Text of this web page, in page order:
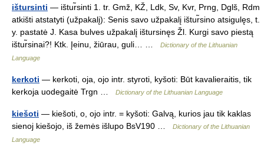
ištursinti — ištur̃sinti 1. tr. Gmž, KŽ, Ldk, Sv, Kvr, Prng, Dglš, Rdm
atkišti atstatyti (užpakalį): Senis savo užpakalį ištur̃sino atsigulęs, t.
y. pastatė J. Kasa bulves užpakalį ištursinęs Žl. Kurgi savo piestą
ištur̃sinai?! Ktk. Įeinu, žiūrau, guli… …
Dictionary of the Lithuanian
Language
kerkoti — kerkoti, oja, ojo intr. styroti, kyšoti: Būt kavalieraitis, tik
kerkoja uodegaitė Trgn …
Dictionary of the Lithuanian Language
kiešoti — kiešoti, o, ojo intr. = kyšoti: Galvą, kurios jau tik kaklas
sienoj kiešojo, iš žemės išlupo BsV190 …
Dictionary of the Lithuanian
Language